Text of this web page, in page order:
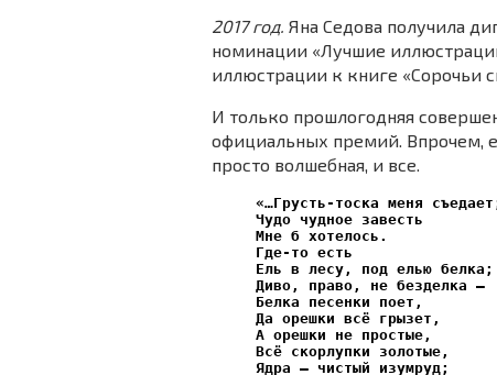
2017 год. Яна Седова получила
номинации «Лучшие
иллюстрации к книге «Сорочьи
И только прошлогодняя
официальных премий. Впрочем,
просто волшебная, и все.
«…Грусть-тоска меня
Чудо чудное завесть
Мне б хотелось.
Где-то есть
Ель в лесу, под елью белка;
Диво, право, не безделка —
Белка песенки поет,
Да орешки всё грызет,
А орешки не простые,
Всё скорлупки золотые,
Ядра — чистый изумруд;